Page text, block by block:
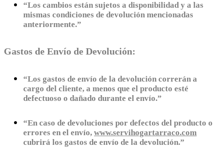
“Los cambios están sujetos a disponibilidad y a las
mismas condiciones de devolución mencionadas
anteriormente.”
Gastos de Envío de Devolución:
“Los gastos de envío de la devolución correrán a
cargo del cliente, a menos que el producto esté
defectuoso o dañado durante el envío.”
“En caso de devoluciones por defectos del producto o
errores en el envío, www.servihogartarraco.com
cubrirá los gastos de envío de la devolución.”